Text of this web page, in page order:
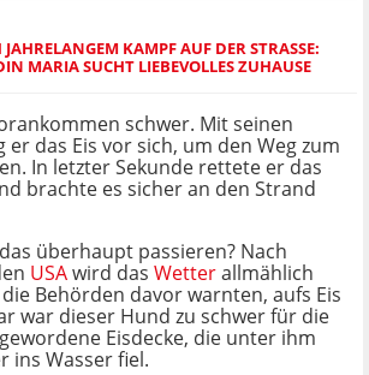
KAMPF AUF DER STRASSE: H
MARIA SUCHT LIEBEVOLLES ZUHAUSE
schwer. Mit seinen
er das Eis vor sich, um den Weg zum
In letzter Sekunde rettete er das
brachte es sicher an den Strand
überhaupt passieren? Nach
USAwird das Wetterallmählich
Behörden davor warnten, aufs Eis
war dieser Hund zu schwer für die
Eisdecke, die unter ihm
ins Wasser fiel.